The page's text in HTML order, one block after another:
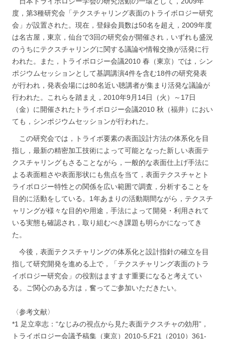
度，第3種研究会「テクスチャリング表面のトライボロジー研究
会」が設置された。現在，登録会員数は50名を超え，2009年度
は名古屋，東京，仙台で3回の研究会が開催され，いずれも盛況
のうちにテクスチャリングに関する議論や情報交換が活発に行
われた。また，トライボロジー会議2010 春（東京）では，シン
ポジウムセッションとして基調講演4件を含む18件の研究発表
が行われ，発表会場には80名近い聴講者が集まり活発な議論が
行われた。これらを踏まえ，2010年9月14日（火）～17日
（金）に開催されたトライボロジー会議2010 秋（福井）におい
ても，シンポジウムセッションが行われた。
この研究会では，トライボ要素の表面設計方法の体系化を目
指し，最新の精密加工技術によって可能となった新しい表面テ
クスチャリングもさることながら，一般的な表面仕上げ手法に
よる表面粗さや表面形状にも焦点を当て，表面テクスチャとト
ライボロジー特性との関係を広い範囲で調査，分析することを
目的に活動をしている。1年あまりの活動期間ながら，テクスチ
ャリングが様々な目的や用途，手法によって開発・利用されて
いる実態も確認され，取り組むべき課題も明らかになってき
た。
今後，表面テクスチャリングの体系化と設計指針の確立を目
指して研究開発を進める上で，「テクスチャリング表面のトラ
イボロジー研究会」の役割はますます重要になると考えてい
る。ご関心のある方は，奮ってご参加いただきたい。
〈参考文献〉
*1 足立幸志：“なじみの視点から見た表面テクスチャの効用”，
トライボロジー会議予稿集（東京）2010-5,F21（2010）361-